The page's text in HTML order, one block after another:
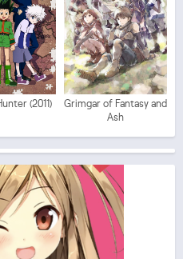
(2011)
Grimgar of Fantasy and
Ash